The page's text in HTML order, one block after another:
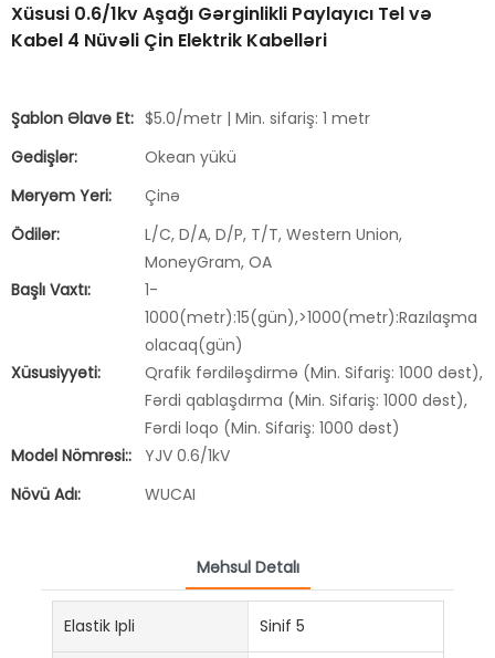
Xüsusi 0.6/1kv Aşağı Gərginlikli Paylayıcı Tel və
Kabel 4 Nüvəli Çin Elektrik Kabelləri
Şablon Əlavə Et: $5.0/metr | Min. sifariş: 1 metr
Gedişlər:
Okean yükü
Məryəm Yeri:
Çinə
Ödilər:
L/C, D/A, D/P, T/T, Western Union,
MoneyGram, OA
Başlı Vaxtı:
1-
1000(metr):15(gün),>1000(metr):Razılaşma
olacaq(gün)
Xüsusiyyəti:
Qrafik fərdiləşdirmə (Min. Sifariş: 1000 dəst),
Fərdi qablaşdırma (Min. Sifariş: 1000 dəst),
Fərdi loqo (Min. Sifariş: 1000 dəst)
Model Nömrəsi:: YJV 0.6/1kV
Növü Adı:
WUCAI
Məhsul Detalı
Elastik Ipli Sinif 5